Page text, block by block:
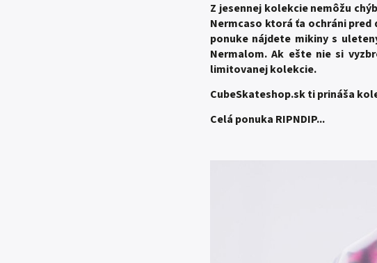
Z jesennej kolekcie nemôžu
Nermcaso ktorá ťa ochráni
ponuke nájdete mikiny s
Nermalom. Ak ešte nie si
limitovanej kolekcie.
CubeSkateshop.sk ti prináša
Celá ponuka RIPNDIP...